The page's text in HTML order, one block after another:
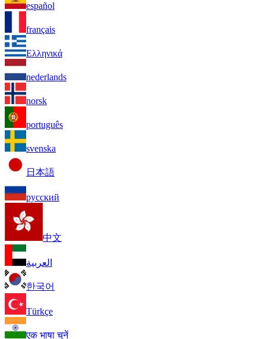
español
français
Ελληνικά
nederlands
norsk
português
svenska
日本語
русский
中文
العربية
한국어
Türkçe
एक भाषा चुनें